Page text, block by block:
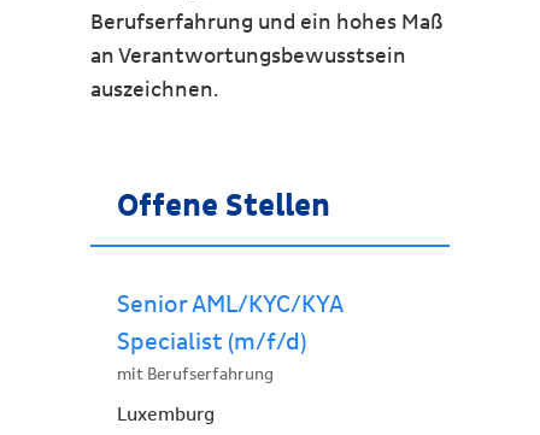
Berufserfahrung und ein hohes Maß
an Verantwortungsbewusstsein
auszeichnen.
Offene Stellen
Senior AML/KYC/KYA
Specialist (m/f/d)
mit Berufserfahrung
Luxemburg